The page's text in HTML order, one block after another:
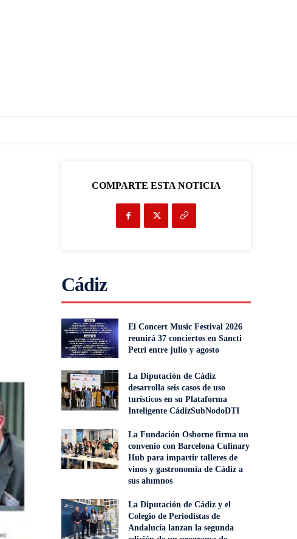
COMPARTE ESTA NOTICIA
Cádiz
El Concert Music Festival 2026
reunirá 37 conciertos en Sancti
Petri entre julio y agosto
La Diputación de Cádiz
desarrolla seis casos de uso
turísticos en su Plataforma
Inteligente CádizSubNodoDTI
La Fundación Osborne firma un
convenio con Barcelona Culinary
Hub para impartir talleres de
vinos y gastronomía de Cádiz a
sus alumnos
La Diputación de Cádiz y el
Colegio de Periodistas de
Andalucía lanzan la segunda